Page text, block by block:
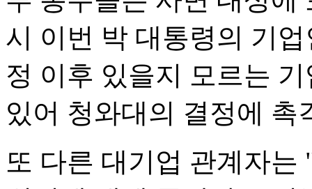
시 이번 박 대통령의 기
정 이후 있을지 모르는
있어 청와대의 결정에 촉
또 다른 대기업 관계자